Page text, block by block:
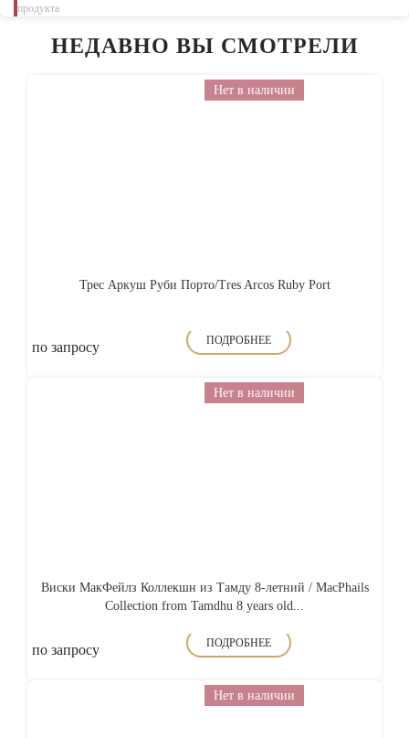
продукта
НЕДАВНО ВЫ СМОТРЕЛИ
Нет в наличии
Трес Аркуш Руби Порто/Tres Arcos Ruby Port
по запросу ПОДРОБНЕЕ
Нет в наличии
Виски МакФейлз Коллекшн из Тамду 8-летний / MacPhails
Collection from Tamdhu 8 years old...
по запросу ПОДРОБНЕЕ
Нет в наличии